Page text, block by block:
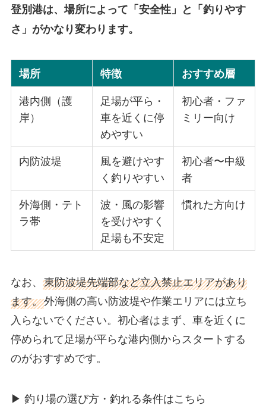
登別港は、場所によって「安全性」と「釣りやす
さ」がかなり変わります。
場所 特徴
おすすめ層
港内側（護
岸）
足場が平ら・
車を近くに停
めやすい
初心者・ファ
ミリー向け
内防波堤
風を避けやす
く釣りやすい
初心者〜中級
者
外海側・テト
ラ帯
波・風の影響
を受けやすく
足場も不安定
慣れた方向け
なお、 東防波堤先端部など立入禁止エリアがあり
ます。外海側の高い防波堤や作業エリアには立ち
入らないでください。初心者はまず、車を近くに
停められて足場が平らな港内側からスタートする
のがおすすめです。
▶ 釣り場の選び方・釣れる条件はこちら